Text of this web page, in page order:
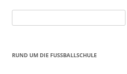
nach:
RUND UM DIE FUSSBALLSCHULE